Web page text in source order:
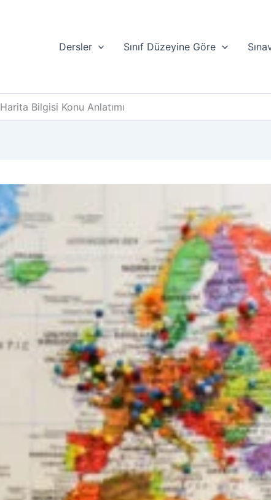
Dersler
Sınıf Düzeyine Göre
Harita Bilgisi Konu Anlatımı